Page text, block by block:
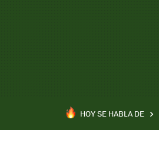
HOY SE HABLA DE